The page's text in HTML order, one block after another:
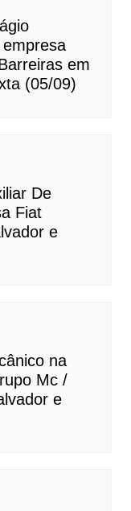
em
(05/09)
De
Fiat
e
na
Mc /
e